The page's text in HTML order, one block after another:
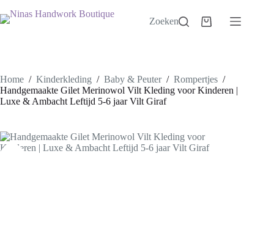
naar
de
Zoeken Winkelwagen
Home / Kinderkleding / Baby & Peuter / Rompertjes /
Handgemaakte Gilet Merinowol Vilt Kleding voor Kinderen |
Luxe & Ambacht Leftijd 5-6 jaar Vilt Giraf